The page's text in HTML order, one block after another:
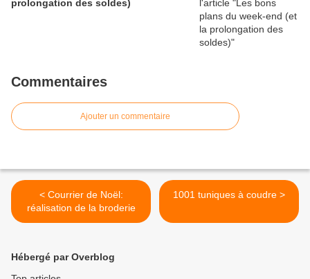
prolongation des soldes)
Commentaires
Ajouter un commentaire
< Courrier de Noël:
réalisation de la broderie
1001 tuniques à coudre >
Hébergé par Overblog